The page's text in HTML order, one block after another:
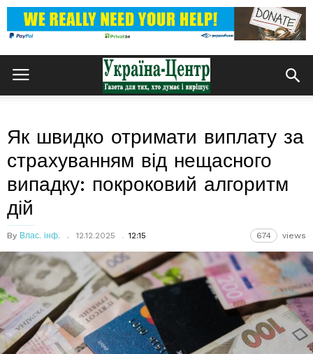
Як швидко отримати виплату за
страхуванням від нещасного
випадку: покроковий алгоритм
дій
By Влас. інф. 12.12.2025 12:15 674 views